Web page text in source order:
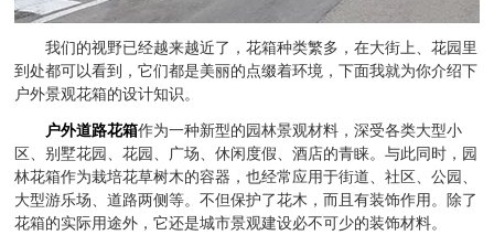
我们的视野已经越来越近了，花箱种类繁多，在大街上、花园里
到处都可以看到，它们都是美丽的点缀着环境，下面我就为你介绍下
户外景观花箱的设计知识。
户外道路花箱作为一种新型的园林景观材料，深受各类大型小
区、别墅花园、花园、广场、休闲度假、酒店的青睐。与此同时，园
林花箱作为栽培花草树木的容器，也经常应用于街道、社区、公园、
大型游乐场、道路两侧等。不但保护了花木，而且有装饰作用。除了
花箱的实际用途外，它还是城市景观建设必不可少的装饰材料。